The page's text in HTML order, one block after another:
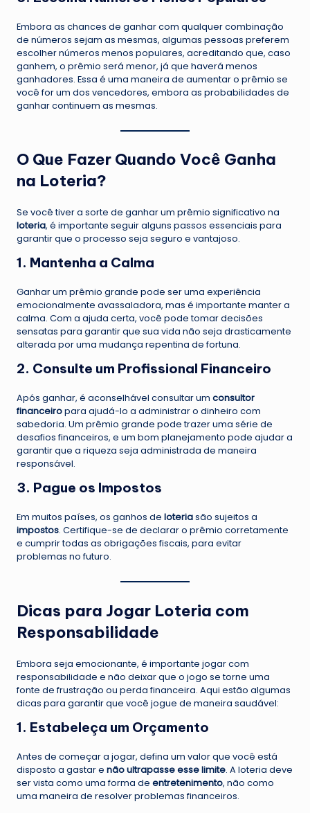
Embora as chances de ganhar com qualquer combinação
de números sejam as mesmas, algumas pessoas preferem
escolher números menos populares, acreditando que, caso
ganhem, o prêmio será menor, já que haverá menos
ganhadores. Essa é uma maneira de aumentar o prêmio se
você for um dos vencedores, embora as probabilidades de
ganhar continuem as mesmas.
O Que Fazer Quando Você Ganha
na Loteria?
Se você tiver a sorte de ganhar um prêmio significativo na
loteria, é importante seguir alguns passos essenciais para
garantir que o processo seja seguro e vantajoso.
1. Mantenha a Calma
Ganhar um prêmio grande pode ser uma experiência
emocionalmente avassaladora, mas é importante manter a
calma. Com a ajuda certa, você pode tomar decisões
sensatas para garantir que sua vida não seja drasticamente
alterada por uma mudança repentina de fortuna.
2. Consulte um Profissional Financeiro
Após ganhar, é aconselhável consultar um consultor
financeiropara ajudá-lo a administrar o dinheiro com
sabedoria. Um prêmio grande pode trazer uma série de
desafios financeiros, e um bom planejamento pode ajudar a
garantir que a riqueza seja administrada de maneira
responsável.
3. Pague os Impostos
Em muitos países, os ganhos de loteriasão sujeitos a
impostos. Certifique-se de declarar o prêmio corretamente
e cumprir todas as obrigações fiscais, para evitar
problemas no futuro.
Dicas para Jogar Loteria com
Responsabilidade
Embora seja emocionante, é importante jogar com
responsabilidade e não deixar que o jogo se torne uma
fonte de frustração ou perda financeira. Aqui estão algumas
dicas para garantir que você jogue de maneira saudável:
1. Estabeleça um Orçamento
Antes de começar a jogar, defina um valor que você está
disposto a gastar e não ultrapasse esse limite. A loteria deve
ser vista como uma forma de entretenimento, não como
uma maneira de resolver problemas financeiros.